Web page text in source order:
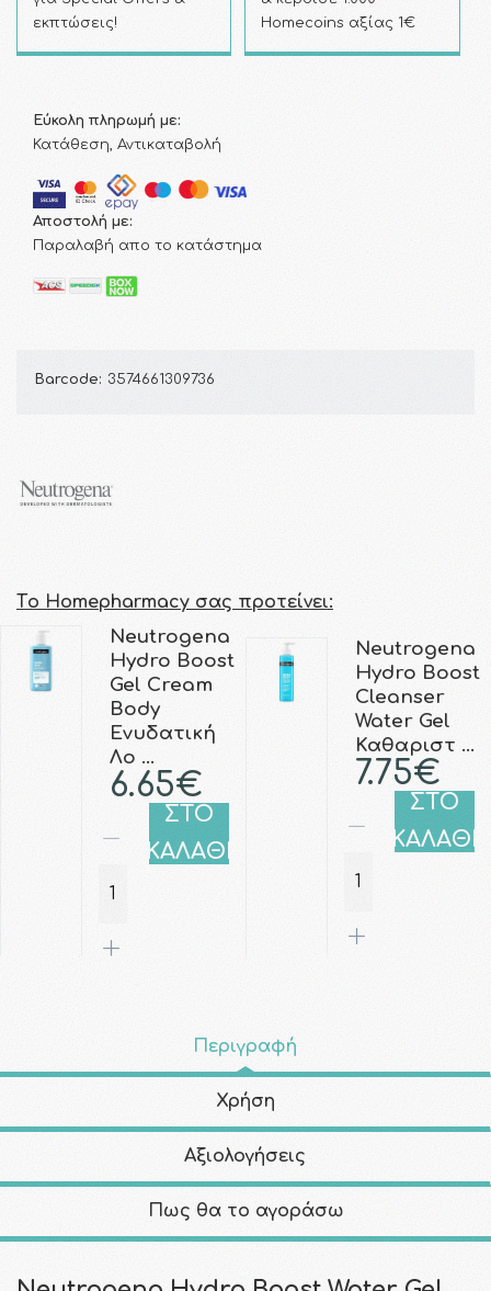
εκπτώσεις!
Homecoins αξίας 1€
Εύκολη πληρωμή με:
Κατάθεση, Αντικαταβολή
Αποστολή με:
Παραλαβή απο το κατάστημα
Barcode: 3574661309736
Τo Homepharmacy σας προτείνει:
Neutrogena
Hydro Boost
Gel Cream
Body
Ενυδατική
Λο …
6.65€
ΣΤΟ
ΚΑΛΑΘΙ
Neutrogena
Hydro Boost
Cleanser
Water Gel
Καθαριστ …
7.75€
ΣΤΟ
ΚΑΛΑΘΙ
Περιγραφή
Χρήση
Αξιολογήσεις
Πως θα το αγοράσω